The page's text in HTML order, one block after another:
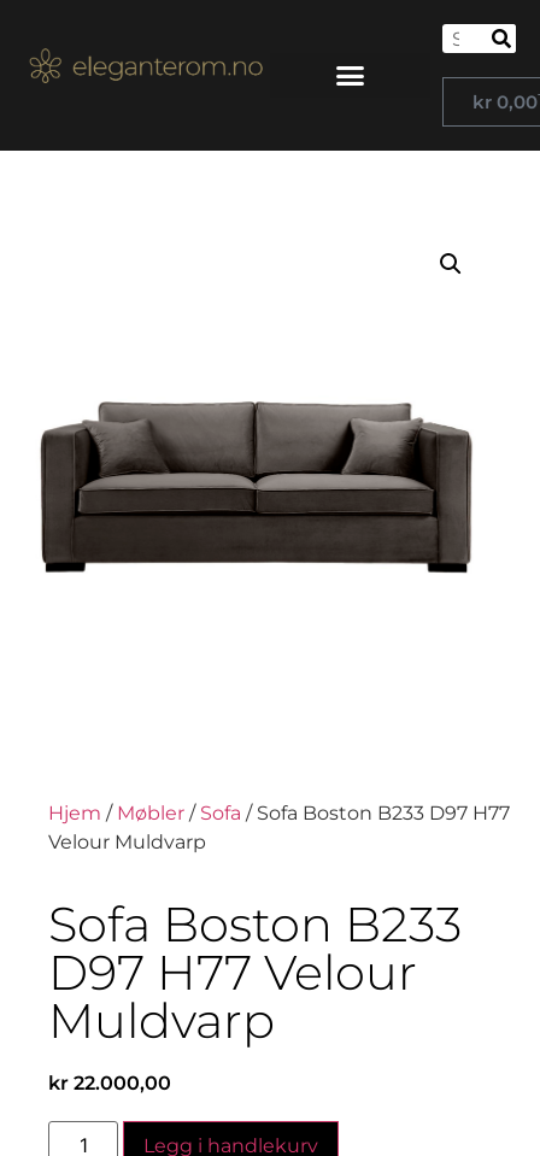
kr0,00
Hjem / Møbler / Sofa / Sofa Boston B233 D97 H77
Velour Muldvarp
Sofa Boston B233
D97 H77 Velour
Muldvarp
kr 22.000,00
Legg i handlekurv